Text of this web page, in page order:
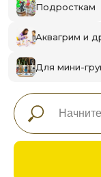
Подросткам
Аквагрим и
Для мини-